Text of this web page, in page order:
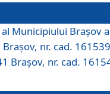
Municipiului Braşov a
nr. cad.
Brașov, nr. cad.